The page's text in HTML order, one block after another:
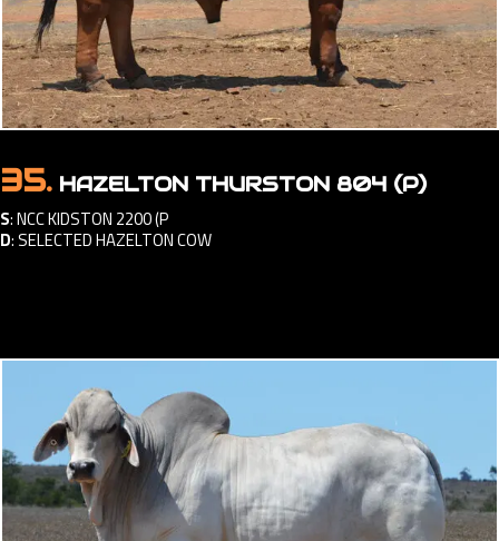
35. HAZELTON THURSTON 804 (P)
S:NCC KIDSTON 2200 (P
D:SELECTED HAZELTON COW